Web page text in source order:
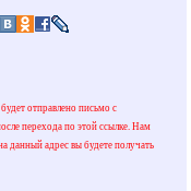
отправлено письмо с
перехода по этой ссылке. Нам
данный адрес вы будете получать